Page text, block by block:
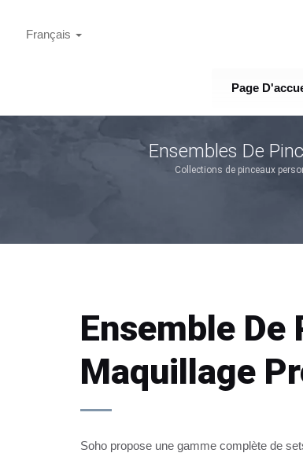
Page
Français
Ensembles De
Collections de pinceaux
Ensemble De
Maquillage
Soho propose une gamme complète de